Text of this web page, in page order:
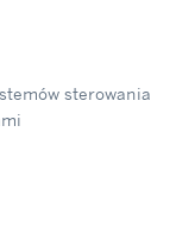
sterowania